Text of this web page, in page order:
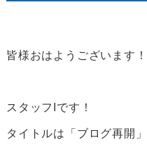
皆様おはようございます！
スタッフIです！
タイトルは「ブログ再開